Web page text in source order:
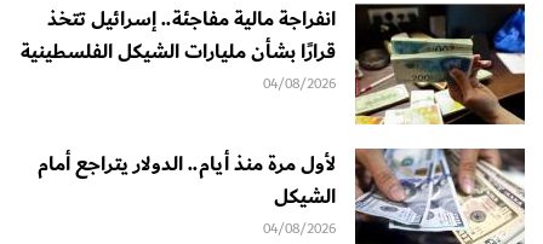
انفراجة مالية مفاجئة.. إسرائيل تتخذ
قرارًا بشأن مليارات الشيكل الفلسطينية
04/08/2026
لأول مرة منذ أيام.. الدولار يتراجع أمام
الشيكل
04/08/2026